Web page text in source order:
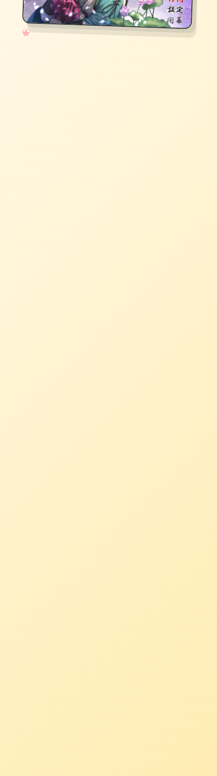
✧
♡
★
♥